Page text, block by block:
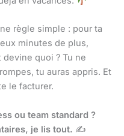
règle simple : pour ta
minutes de plus,
quoi ? Tu ne
tu auras appris. Et
le facturer.
ou team standard ?
je lis tout. ✍️